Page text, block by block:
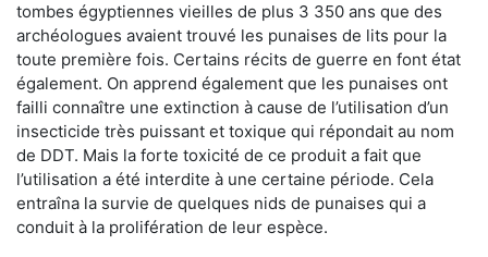
tombes égyptiennes vieilles de plus 3 350 ans que des
archéologues avaient trouvé les punaises de lits pour la
toute première fois. Certains récits de guerre en font état
également. On apprend également que les punaises ont
failli connaître une extinction à cause de l’utilisation d’un
insecticide très puissant et toxique qui répondait au nom
de DDT. Mais la forte toxicité de ce produit a fait que
l’utilisation a été interdite à une certaine période. Cela
entraîna la survie de quelques nids de punaises qui a
conduit à la prolifération de leur espèce.